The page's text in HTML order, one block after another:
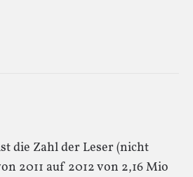
die Zahl der Leser (nicht
2011 auf 2012 von 2,16 Mio